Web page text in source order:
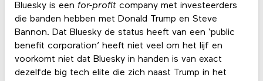
Bluesky is een for-profit company met investeerders
die banden hebben met Donald Trump en Steve
Bannon. Dat Bluesky de status heeft van een ‘public
benefit corporation’ heeft niet veel om het lijf en
voorkomt niet dat Bluesky in handen is van exact
dezelfde big tech elite die zich naast Trump in het